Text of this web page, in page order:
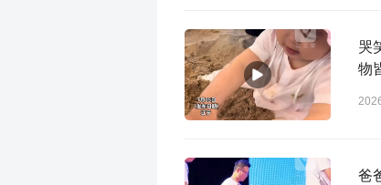
哭
物
爸